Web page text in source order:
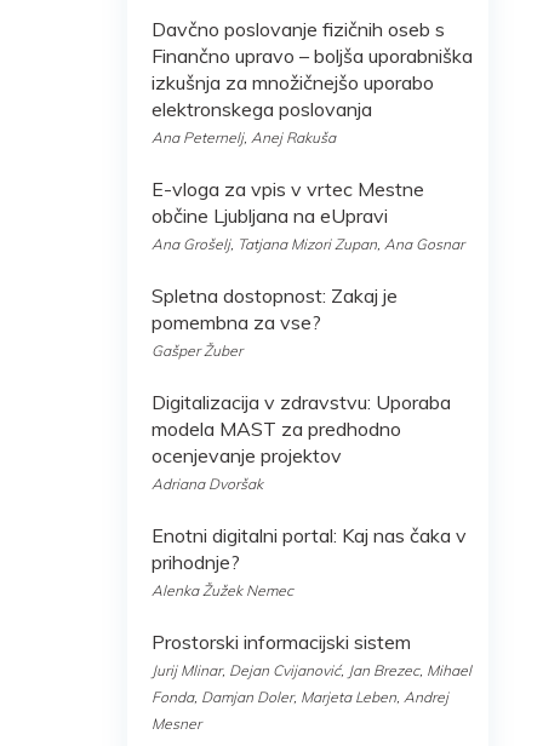
Davčno poslovanje fizičnih oseb s
Finančno upravo – boljša uporabniška
izkušnja za množičnejšo uporabo
elektronskega poslovanja
Ana Peternelj, Anej Rakuša
E-vloga za vpis v vrtec Mestne
občine Ljubljana na eUpravi
Ana Grošelj, Tatjana Mizori Zupan, Ana Gosnar
Spletna dostopnost: Zakaj je
pomembna za vse?
Gašper Žuber
Digitalizacija v zdravstvu: Uporaba
modela MAST za predhodno
ocenjevanje projektov
Adriana Dvoršak
Enotni digitalni portal: Kaj nas čaka v
prihodnje?
Alenka Žužek Nemec
Prostorski informacijski sistem
Jurij Mlinar, Dejan Cvijanović, Jan Brezec, Mihael
Fonda, Damjan Doler, Marjeta Leben, Andrej
Mesner